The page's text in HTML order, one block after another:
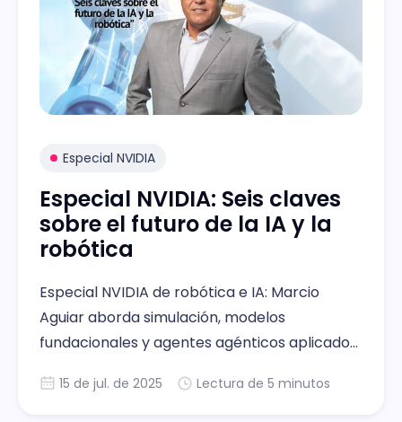
Especial NVIDIA
Especial NVIDIA: Seis claves
sobre el futuro de la IA y la
robótica
Especial NVIDIA de robótica e IA: Marcio
Aguiar aborda simulación, modelos
fundacionales y agentes agénticos aplicados
15 de jul. de 2025 Lectura de 5 minutos